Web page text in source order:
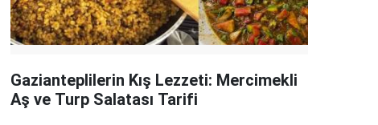
Gazianteplilerin Kış Lezzeti: Mercimekli
Aş ve Turp Salatası Tarifi